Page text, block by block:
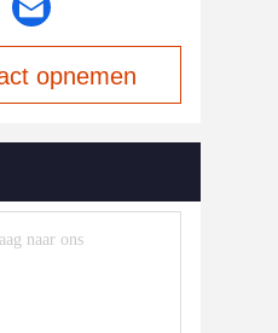
opnemen